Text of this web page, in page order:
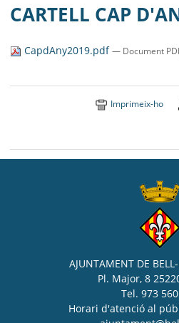
MUNICIPI
CARTELL CAP
CapdAny2019.pdf— Document
Imprimeix-ho
AJUNTAMENT DE BELL-
Pl. Major, 8
Tel. 973
Horari d'atenció al